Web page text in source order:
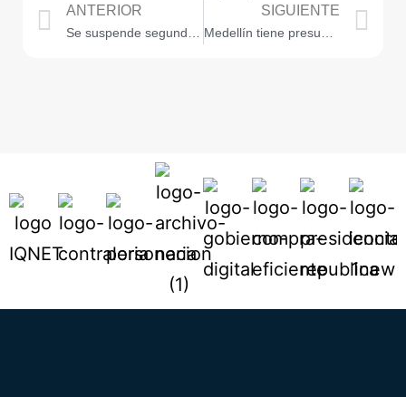
ANTERIOR
Se suspende segundo debate del proyecto de acuerdo de presupuesto 2024
SIGUIENTE
Medellín tiene presupuesto aprobado para 2024